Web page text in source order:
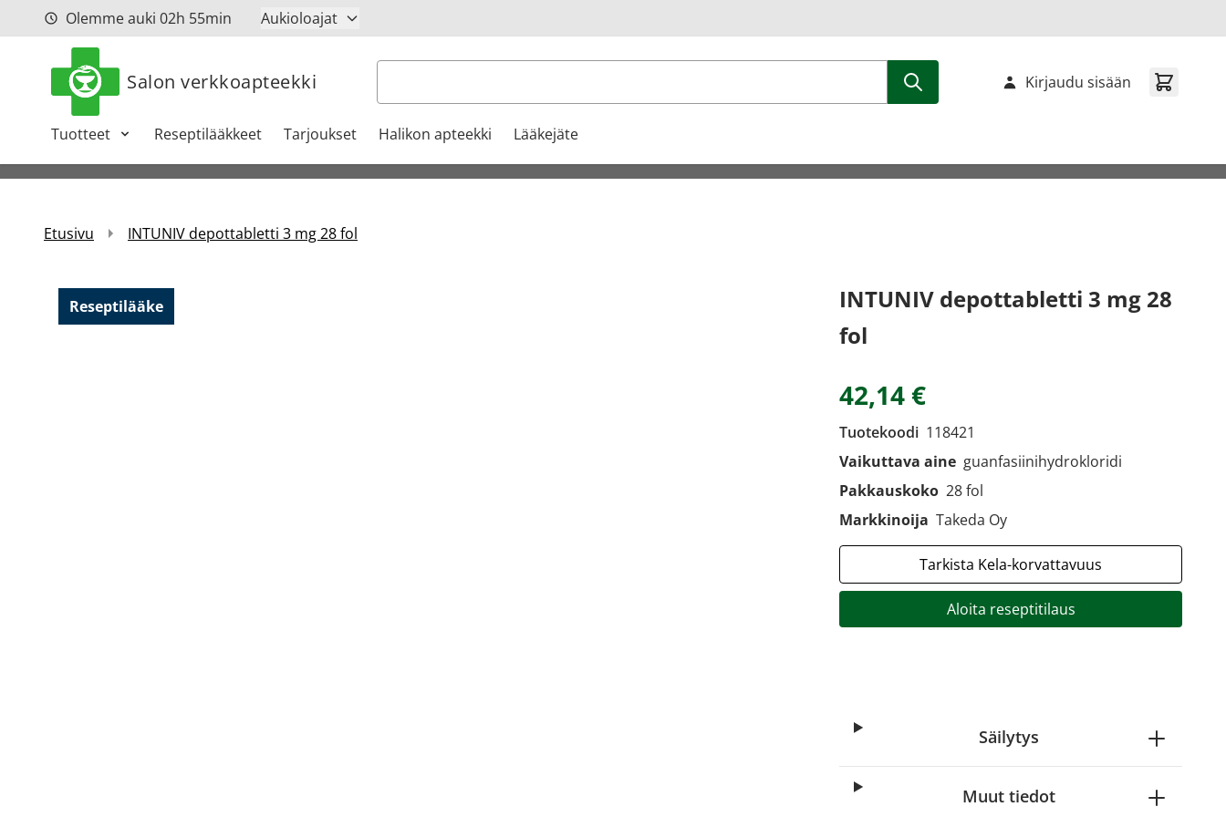
Siirry sisältöönOlemme auki 02h 55min Aukioloajat
Salon verkkoapteekki Haku
Tuotteet Reseptilääkkeet Tarjoukset Halikon apteekki Lääkejäte
Kirjaudu sisään
Etusivu INTUNIV depottabletti 3 mg 28 fol
Reseptilääke
INTUNIV depottabletti 3 mg 28
fol
42,14 €
Tuotekoodi 118421
Vaikuttava aine guanfasiinihydrokloridi
Pakkauskoko 28 fol
Markkinoija Takeda Oy
Tarkista Kela-korvattavuus
Aloita reseptitilaus
Säilytys
Muut tiedot